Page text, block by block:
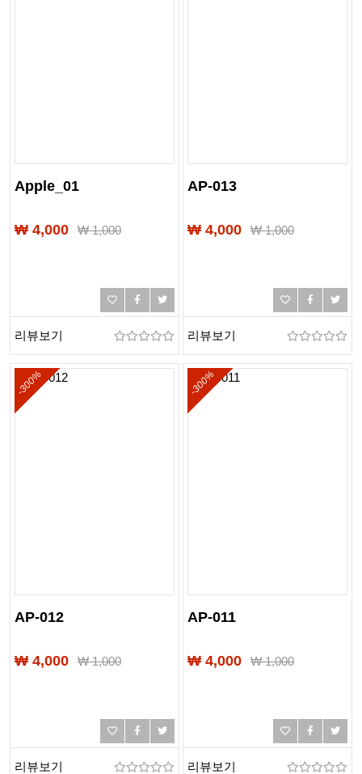
Apple_01
₩ 4,000 ₩1,000
리뷰보기
AP-013
₩ 4,000 ₩1,000
리뷰보기
-300%
AP-012
₩ 4,000 ₩1,000
리뷰보기
-300%
AP-011
₩ 4,000 ₩1,000
리뷰보기